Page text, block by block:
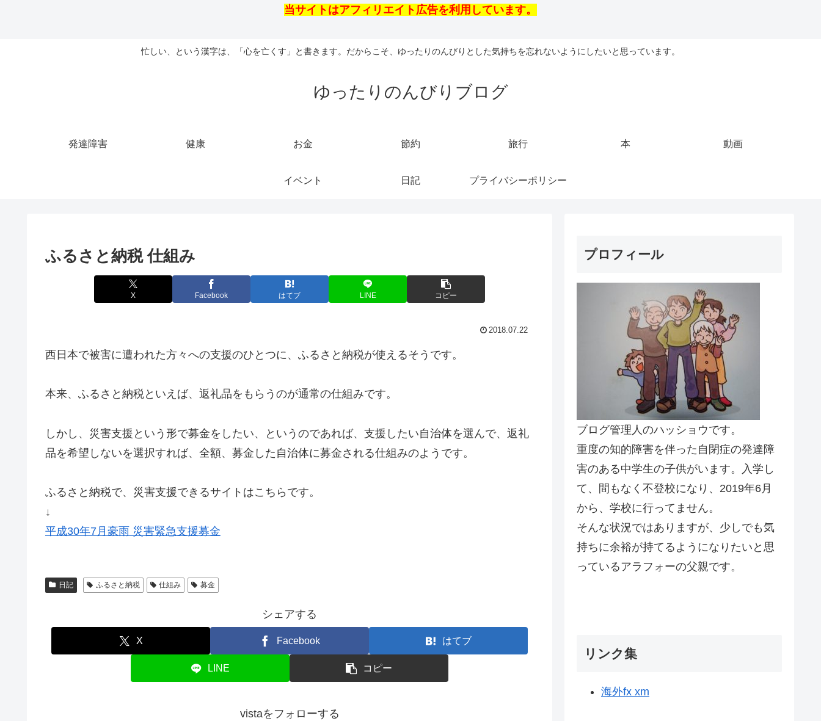
当サイトはアフィリエイト広告を利用しています。
忙しい、という漢字は、「心を亡くす」と書きます。だからこそ、ゆったりのんびりとした気持ちを忘れないようにしたいと思っています。
ゆったりのんびりブログ
発達障害 健康 お金 節約 旅行 本 動画
イベント 日記 プライバシーポリシー
ふるさと納税 仕組み
X Facebook はてブ LINE コピー
2018.07.22
西日本で被害に遭われた方々への支援のひとつに、ふるさと納税が使えるそうです。
本来、ふるさと納税といえば、返礼品をもらうのが通常の仕組みです。
しかし、災害支援という形で募金をしたい、というのであれば、支援したい自治体を選んで、返礼
品を希望しないを選択すれば、全額、募金した自治体に募金される仕組みのようです。
ふるさと納税で、災害支援できるサイトはこちらです。
↓
平成30年7月豪雨 災害緊急支援募金
日記 ふるさと納税 仕組み 募金
シェアする
X Facebook はてブ
LINE コピー
vistaをフォローする
プロフィール
ブログ管理人のハッショウです。
重度の知的障害を伴った自閉症の発達障
害のある中学生の子供がいます。入学し
て、間もなく不登校になり、2019年6月
から、学校に行ってません。
そんな状況ではありますが、少しでも気
持ちに余裕が持てるようになりたいと思
っているアラフォーの父親です。
リンク集
海外fx xm